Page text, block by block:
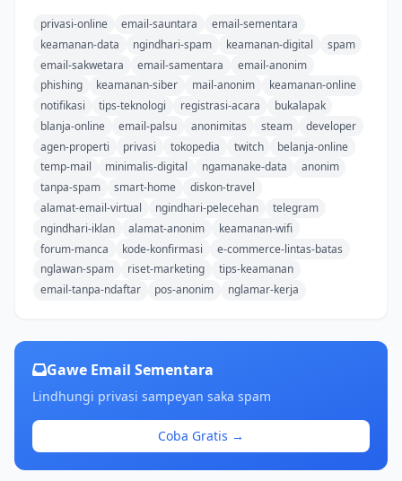
privasi-online email-sauntara
email-sementara
keamanan-data
ngindhari-spam keamanan-digital
spam
email-sakwetara
email-samentara
email-anonim
phishing
keamanan-siber mail-anonim
keamanan-online
notifikasi
tips-teknologi registrasi-acara
bukalapak
blanja-online
email-palsu anonimitas steam
developer
agen-properti
privasi tokopedia twitch
belanja-online
temp-mail
minimalis-digital ngamanake-data
anonim
tanpa-spam
smart-home
diskon-travel
alamat-email-virtual
ngindhari-pelecehan
telegram
ngindhari-iklan
alamat-anonim
keamanan-wifi
forum-manca
kode-konfirmasi
e-commerce-lintas-batas
nglawan-spam
riset-marketing
tips-keamanan
email-tanpa-ndaftar
pos-anonim nglamar-kerja
Gawe Email Sementara
Lindhungi privasi sampeyan saka spam
Coba Gratis →